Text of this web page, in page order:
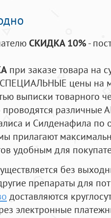
СКИДКА 10%-
при заказе товара на
цены на
выписки товарного
проводятся
и Силденафила по
прилагают
удобным для
без
препараты для
доставляются
электронные